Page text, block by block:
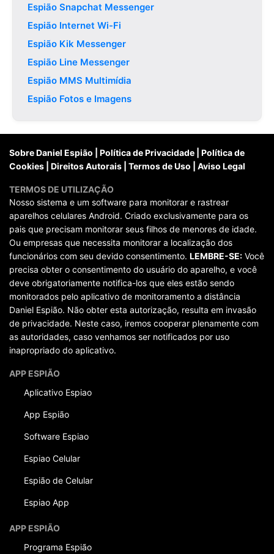
Espião Snapchat Messenger
Espião Internet Wi-Fi
Espião Kik Messenger
Espião Line Messenger
Espião MMS Multimídia
Espião Fotos e Imagens
Sobre Daniel Espião Política de Privacidade
Política de
Cookies
Direitos Autorais Termos de Uso Aviso Legal
TERMOS DE UTILIZAÇÃO
Nosso sistema e um software para monitorar e rastrear
aparelhos celulares Android. Criado exclusivamente para os
pais que precisam monitorar seus filhos de menores de idade.
Ou empresas que necessita monitorar a localização dos
funcionários com seu devido consentimento. LEMBRE-SE: Você
precisa obter o consentimento do usuário do aparelho, e você
deve obrigatoriamente notifica-los que eles estão sendo
monitorados pelo aplicativo de monitoramento a distância
Daniel Espião. Não obter esta autorização, resulta em invasão
de privacidade. Neste caso, iremos cooperar plenamente com
as autoridades, caso venhamos ser notificados por uso
inapropriado do aplicativo.
APP ESPIÃO
Aplicativo Espiao
App Espião
Software Espiao
Espiao Celular
Espião de Celular
Espiao App
APP ESPIÃO
Programa Espião